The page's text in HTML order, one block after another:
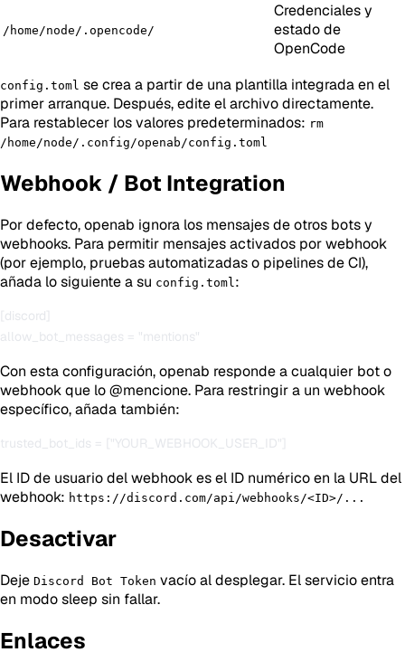
/home/node/.opencode/
Credenciales y
estado de
OpenCode
config.toml se crea a partir de una plantilla integrada en el
primer arranque. Después, edite el archivo directamente.
Para restablecer los valores predeterminados: rm
/home/node/.config/openab/config.toml
Webhook / Bot Integration
Por defecto, openab ignora los mensajes de otros bots y
webhooks. Para permitir mensajes activados por webhook
(por ejemplo, pruebas automatizadas o pipelines de CI),
añada lo siguiente a su config.toml :
[discord]
Con esta configuración, openab responde a cualquier bot o
webhook que lo @mencione. Para restringir a un webhook
específico, añada también:
El ID de usuario del webhook es el ID numérico en la URL del
webhook: https://discord.com/api/webhooks/<ID>/...
Desactivar
Deje Discord Bot Token vacío al desplegar. El servicio entra
en modo sleep sin fallar.
Enlaces